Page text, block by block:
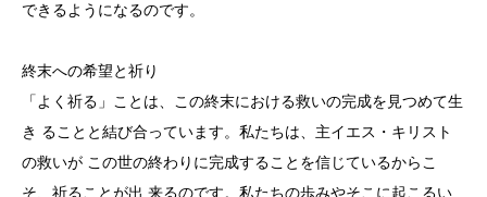
できるようになるのです。
終末への希望と祈り
「よく祈る」ことは、この終末における救いの完成を見つめて生
き ることと結び合っています。私たちは、主イエス・キリスト
の救いが この世の終わりに完成することを信じているからこ
そ、祈ることが出 来るのです。私たちの歩みやそこに起こるい